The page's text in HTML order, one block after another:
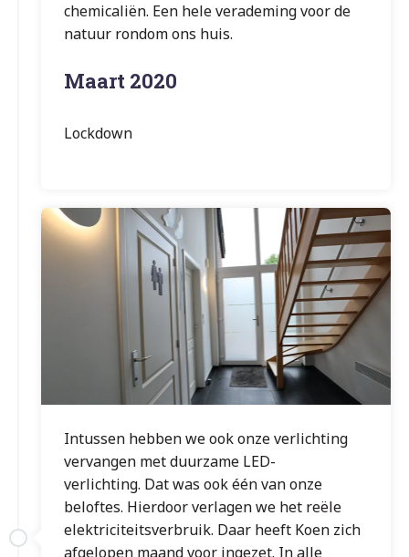
chemicaliën. Een hele verademing voor de
natuur rondom ons huis.
Maart 2020
Lockdown
Intussen hebben we ook onze verlichting
vervangen met duurzame LED-
verlichting. Dat was ook één van onze
beloftes. Hierdoor verlagen we het reële
elektriciteitsverbruik. Daar heeft Koen zich
afgelopen maand voor ingezet. In alle